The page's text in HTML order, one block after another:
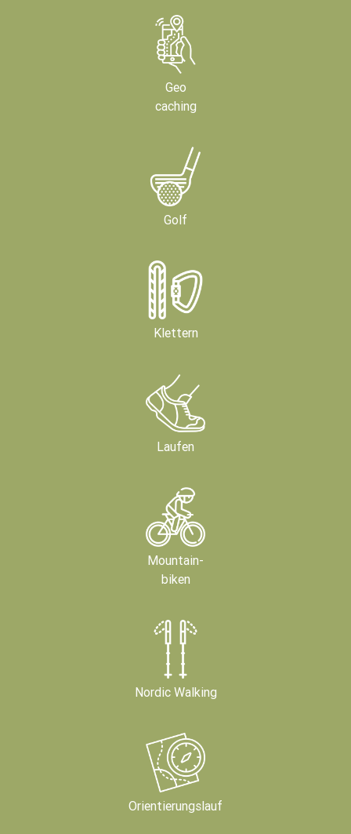
Geo
caching
Golf
Klettern
Laufen
Mountain-
biken
Nordic Walking
Orientierungslauf